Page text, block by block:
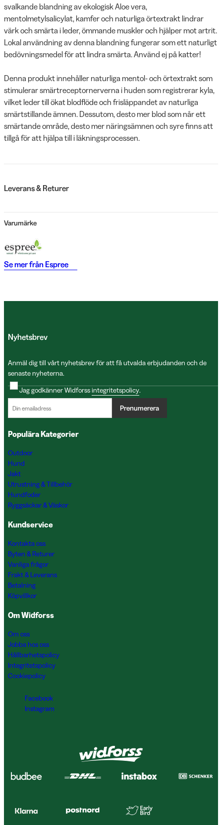
svalkande blandning av ekologisk Aloe vera,
mentolmetylsalicylat, kamfer och naturliga örtextrakt lindrar
värk och smärta i leder, ömmande muskler och hjälper mot artrit.
Lokal användning av denna blandning fungerar som ett naturligt
bedövningsmedel för att lindra smärta. Använd ej på katter!
Denna produkt innehåller naturliga mentol- och örtextrakt som
stimulerar smärtreceptornerverna i huden som registrerar kyla,
vilket leder till ökat blodflöde och frisläppandet av naturliga
smärtstillande ämnen. Dessutom, desto mer blod som når ett
smärtande område, desto mer näringsämnen och syre finns att
tillgå för att hjälpa till i läkningsprocessen.
Leverans & Returer
Varumärke
Se mer från Espree
Nyhetsbrev
Anmäl dig till vårt nyhetsbrev för att få utvalda erbjudanden och de
senaste nyheterna.
Jag godkänner Widforssintegritetspolicy.
Prenumerera
Populära Kategorier
Outdoor
Hund
Jakt
Utrustning & Tillbehör
Hundfoder
Ryggsäckar & Väskor
Kundservice
Kontakta oss
Byten & Returer
Vanliga frågor
Frakt & Leverans
Betalning
Köpvillkor
Om Widforss
Om oss
Jobba hos oss
Hållbarhetspolicy
Integritetspolicy
Cookiepolicy
Facebook
Instagram